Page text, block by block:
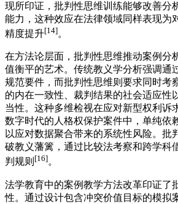
现所印证，批判性思维训练能够改善分
能力，这种效应在法律领域同样表现为
精度提升[14]。
在方法论层面，批判性思维推动案例分
值衡平的艺术。传统教义学分析强调通
规范要件，而批判性思维则要求同时考
的内在一致性、裁判结果的社会适应性
当性。这种多维检视在应对新型权利诉
数字时代的人格权保护案件中，单纯依
以应对数据聚合带来的系统性风险。批
破教义藩篱，通过比较法考察和跨学科
判规则 [16]。
法学教育中的案例教学方法改革印证了
性。通过设计包含冲突价值目标的模拟